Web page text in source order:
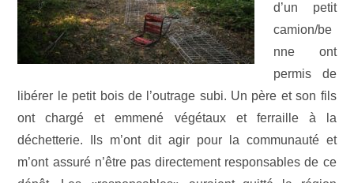
d’un petit
camion/be
nne ont
permis de
libérer le petit bois de l’outrage subi. Un père et son fils
ont chargé et emmené végétaux et ferraille à la
déchetterie. Ils m’ont dit agir pour la communauté et
m’ont assuré n’être pas directement responsables de ce